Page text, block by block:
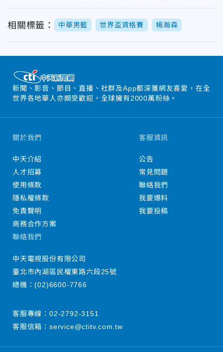
相關標籤： 中華男籃 世界盃資格賽 楊瀚森
新聞、影音、節目、直播、社群及App都深獲網友喜愛，在全
世界各地華人亦頗受歡迎，全球擁有2000萬粉絲。
關於我們
中天介紹
人才招募
使用條款
隱私權條款
免責聲明
商務合作方案
客服資訊
公告
常見問題
聯絡我們
我要爆料
我要投稿
聯絡我們
中天電視股份有限公司
臺北市內湖區民權東路六段25號
總機：(02)6600-7766
客服專線： 02-2792-3151
客服信箱： service@ctitv.com.tw